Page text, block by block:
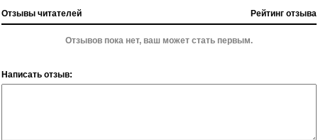
Отзывы читателей Рейтинг отзыва
Отзывов пока нет, ваш может стать первым.
Написать отзыв: